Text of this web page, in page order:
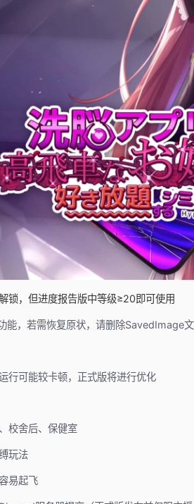
锁，但进度报告版中等级≥20即可使用
能，若需恢复原状，请删除SavedImage
行可能较卡顿，正式版将进行优化
校舍后、保健室
玩法
易起飞